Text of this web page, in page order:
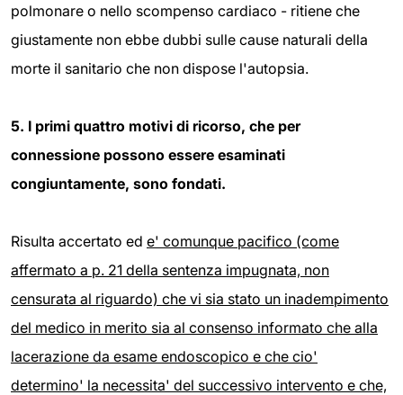
polmonare o nello scompenso cardiaco - ritiene che
giustamente non ebbe dubbi sulle cause naturali della
morte il sanitario che non dispose l'autopsia.
5. I primi quattro motivi di ricorso, che per
connessione possono essere esaminati
congiuntamente, sono fondati.
Risulta accertato ed e' comunque pacifico (come
affermato a p. 21 della sentenza impugnata, non
censurata al riguardo) che vi sia stato un inadempimento
del medico in merito sia al consenso informato che alla
lacerazione da esame endoscopico e che cio'
determino' la necessita' del successivo intervento e che,